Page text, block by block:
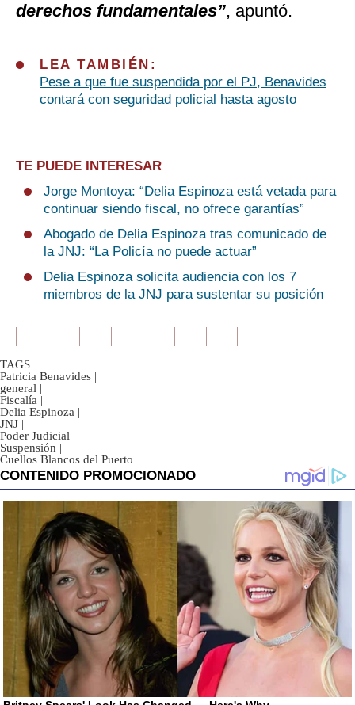
derechos fundamentales”, apuntó.
LEA TAMBIÉN:
Pese a que fue suspendida por el PJ, Benavides
contará con seguridad policial hasta agosto
TE PUEDE INTERESAR
Jorge Montoya: “Delia Espinoza está vetada para
continuar siendo fiscal, no ofrece garantías”
Abogado de Delia Espinoza tras comunicado de
la JNJ: “La Policía no puede actuar”
Delia Espinoza solicita audiencia con los 7
miembros de la JNJ para sustentar su posición
TAGS
Patricia Benavides |
general |
Fiscalía |
Delia Espinoza |
JNJ |
Poder Judicial |
Suspensión |
Cuellos Blancos del Puerto